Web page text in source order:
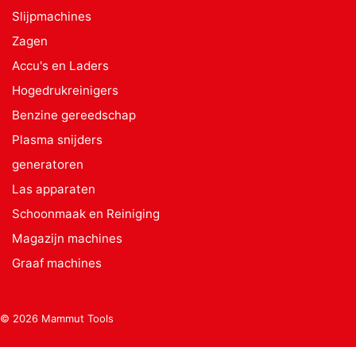
Slijpmachines
Zagen
Accu's en Laders
Hogedrukreinigers
Benzine gereedschap
Plasma snijders
generatoren
Las apparaten
Schoonmaak en Reiniging
Magazijn machines
Graaf machines
© 2026 Mammut Tools